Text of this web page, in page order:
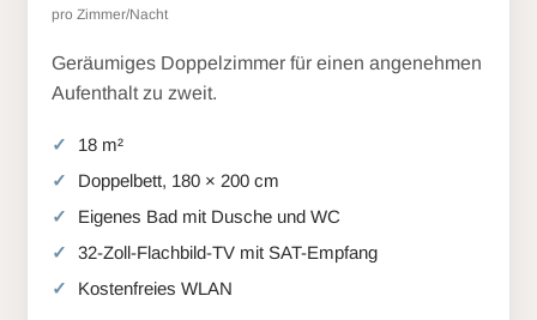
pro Zimmer/Nacht
Geräumiges Doppelzimmer für einen angenehmen
Aufenthalt zu zweit.
18 m²
Doppelbett, 180 × 200 cm
Eigenes Bad mit Dusche und WC
32-Zoll-Flachbild-TV mit SAT-Empfang
Kostenfreies WLAN